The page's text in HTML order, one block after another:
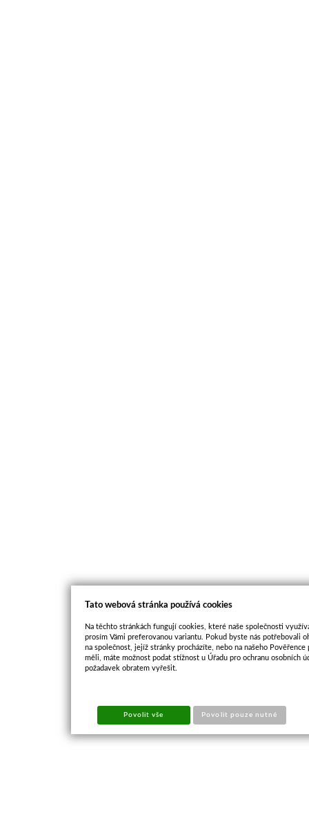
Tato webová stránka používá cookies
Na těchto stránkách fungují cookies, které naše společnosti
prosím Vámi preferovanou variantu. Pokud byste nás potřebovali
na společnost, jejíž stránky procházíte, nebo na našeho
měli, máte možnost podat stížnost u Úřadu pro ochranu osobních
požadavek obratem vyřešit.
Povolit vše Povolit pouze nutné